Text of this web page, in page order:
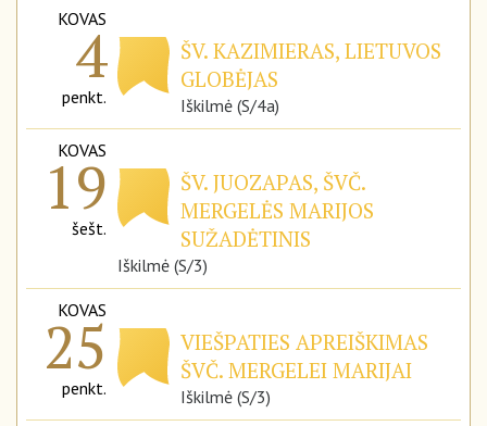
KOVAS
4
penkt.
ŠV. KAZIMIERAS, LIETUVOS
GLOBĖJAS
Iškilmė (S/4a)
KOVAS
19
šešt.
ŠV. JUOZAPAS, ŠVČ.
MERGELĖS MARIJOS
SUŽADĖTINIS
Iškilmė (S/3)
KOVAS
25
penkt.
VIEŠPATIES APREIŠKIMAS
ŠVČ. MERGELEI MARIJAI
Iškilmė (S/3)